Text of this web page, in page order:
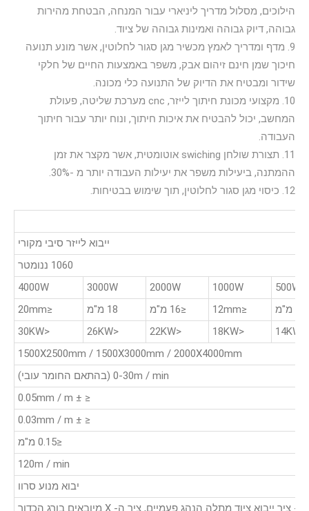
הילוכים, מסלול מדריך ליניארי עבור המנחה, הבטחת מהירות
גבוהה, דיוק גבוהה ואמינות גבוהה של ציוד.
9. מדף ומדריך לאמץ מכשיר מגן סגור לחלוטין, אשר מונע תנועה
חיכוך שמן חינם זיהום אבק, משפר באמצעות החיים של חלקי
שידור ומבטיח את הדיוק של התנועה כלי מכונה.
10. מקצועי מכונת חיתוך לייזר, cnc מערכת שליטה, פעולת
המחשב, יכול להבטיח את איכות חיתוך, ונוח יותר עבור חיתוך
העבודה.
11. תצורת שולחן swiching אוטומטית, אשר מקצר את זמן
ההמתנה, ביעילות משפר את יעילות העבודה יותר מ -30%.
12. כיסוי מגן סגור לחלוטין, תוך שימוש בבטיחות.
ייבוא לייזר סיבי מקורי
1060 ננומטר
500W
1000W
2000W
3000W
4000W
≤12mm ≤16 מ"מ 18 מ"מ
≤20mm
<18KW
<22KW
<26KW
<30KW
1500X2500mm / 1500X3000mm / 2000X4000mm
0-30m / min (בהתאם החומר עובי)
≤ ± 0.05mm / m
≤ ± 0.03mm / m
≤0.15 מ"מ
120m / min
יבוא מנוע סרוו